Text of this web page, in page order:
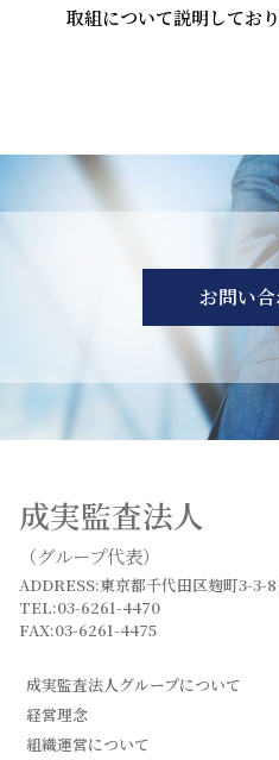
取組について説明しており
お問い
成実監査法人
（グループ代表）
ADDRESS:東京都千代田区麹町3-3-
TEL:03-6261-4470
FAX:03-6261-4475
成実監査法人グループについて
経営理念
組織運営について